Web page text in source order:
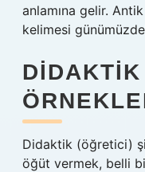
anlamına gelir.
kelimesi
Didaktik (öğretici)
öğüt vermek, belli